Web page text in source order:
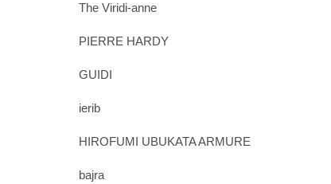
The Viridi-anne
PIERRE HARDY
GUIDI
ierib
HIROFUMI UBUKATA ARMURE
bajra